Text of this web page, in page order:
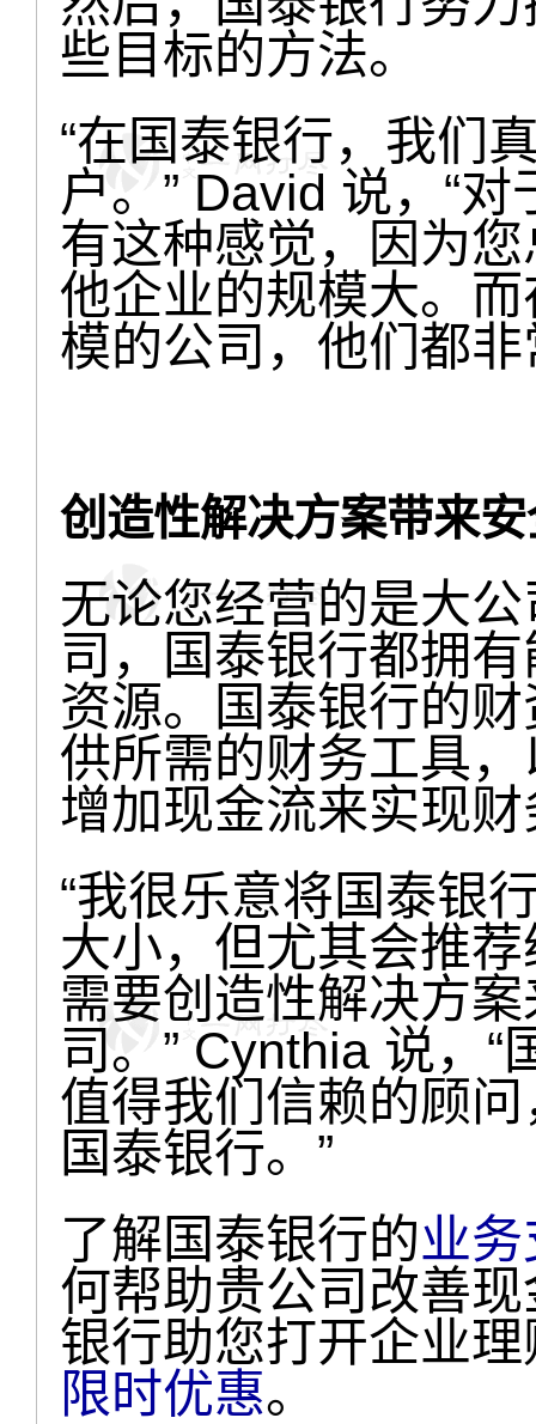
些目标的方法。
“在国泰银行，我们
户。” David 说，“
有这种感觉，因为
他企业的规模大。
模的公司，他们都非
创造性解决方案带来
无论您经营的是大
司，国泰银行都拥
资源。国泰银行的
供所需的财务工具
增加现金流来实现
“我很乐意将国泰银
大小，但尤其会推
需要创造性解决方
司。” Cynthia 说，
值得我们信赖的顾
国泰银行。”
了解国泰银行的业
何帮助贵公司改善
银行助您打开企业
限时优惠。